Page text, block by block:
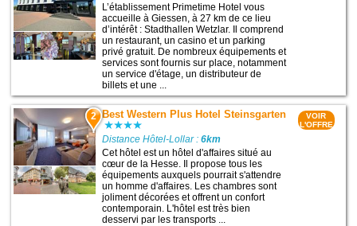
L’établissement Primetime Hotel vous
accueille à Giessen, à 27 km de ce lieu
d’intérêt : Stadthallen Wetzlar. Il comprend
un restaurant, un casino et un parking
privé gratuit. De nombreux équipements et
services sont fournis sur place, notamment
un service d'étage, un distributeur de
billets et une ...
2 Best Western Plus Hotel Steinsgarten
Distance Hôtel-Lollar :6km
Cet hôtel est un hôtel d'affaires situé au
cœur de la Hesse. Il propose tous les
équipements auxquels pourrait s'attendre
un homme d'affaires. Les chambres sont
joliment décorées et offrent un confort
contemporain. L'hôtel est très bien
desservi par les transports ...
VOIR
L'OFFRE